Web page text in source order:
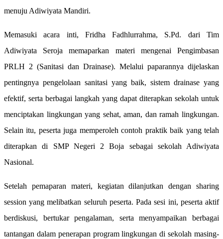
menuju Adiwiyata Mandiri.
Memasuki acara inti, Fridha Fadhlurrahma, S.Pd. dari Tim
Adiwiyata Seroja memaparkan materi mengenai Pengimbasan
PRLH 2 (Sanitasi dan Drainase). Melalui paparannya dijelaskan
pentingnya pengelolaan sanitasi yang baik, sistem drainase yang
efektif, serta berbagai langkah yang dapat diterapkan sekolah untuk
menciptakan lingkungan yang sehat, aman, dan ramah lingkungan.
Selain itu, peserta juga memperoleh contoh praktik baik yang telah
diterapkan di SMP Negeri 2 Boja sebagai sekolah Adiwiyata
Nasional.
Setelah pemaparan materi, kegiatan dilanjutkan dengan sharing
session yang melibatkan seluruh peserta. Pada sesi ini, peserta aktif
berdiskusi, bertukar pengalaman, serta menyampaikan berbagai
tantangan dalam penerapan program lingkungan di sekolah masing-